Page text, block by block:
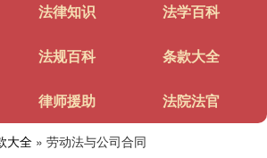
法律知识 法学百科
法规百科 条款大全
律师援助 法院法官
大全 » 劳动法与公司合同